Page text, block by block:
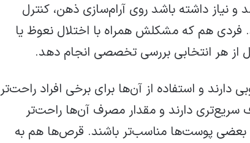
داشته باشد روی آرام‌سازی ذهن، کنترل
هم که مشکلش همراه با اختلال نعوظ یا
هر انتخابی بررسی تخصصی انجام دهد.
و استفاده از آن‌ها برای برخی افراد راحت‌تر
دارند و مقدار مصرف آن‌ها راحت‌تر
پوست‌ها مناسب‌تر باشند. قرص‌ها هم به